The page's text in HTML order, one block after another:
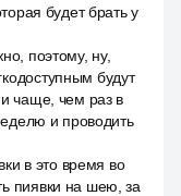
будет брать у
поэтому, ну,
будут
чаще, чем раз в
и проводить
в это время во
пиявки на шею, за